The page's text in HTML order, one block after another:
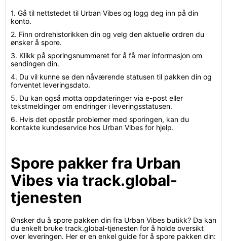
1. Gå til nettstedet til Urban Vibes og logg deg inn på din
konto.
2. Finn ordrehistorikken din og velg den aktuelle ordren du
ønsker å spore.
3. Klikk på sporingsnummeret for å få mer informasjon om
sendingen din.
4. Du vil kunne se den nåværende statusen til pakken din og
forventet leveringsdato.
5. Du kan også motta oppdateringer via e-post eller
tekstmeldinger om endringer i leveringsstatusen.
6. Hvis det oppstår problemer med sporingen, kan du
kontakte kundeservice hos Urban Vibes for hjelp.
Spore pakker fra Urban
Vibes via track.global-
tjenesten
Ønsker du å spore pakken din fra Urban Vibes butikk? Da kan
du enkelt bruke track.global-tjenesten for å holde oversikt
over leveringen. Her er en enkel guide for å spore pakken din: